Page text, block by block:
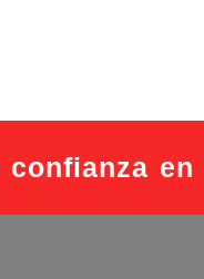
en